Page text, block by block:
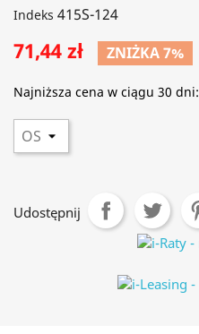
Indeks 415S-124
71,44 zł ZNIŻKA 7%
Najniższa cena w ciągu 30 dni:
Udostępnij